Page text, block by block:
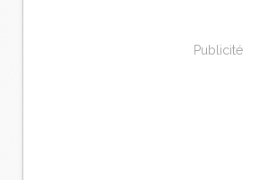
Publicité